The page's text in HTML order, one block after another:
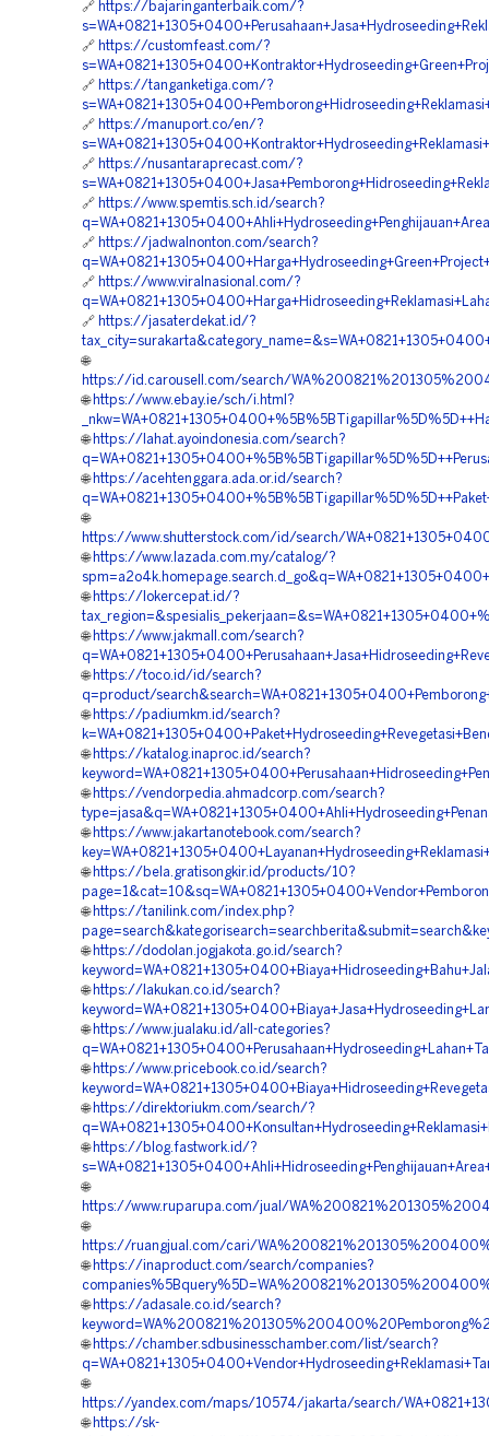
🔗 https://bajaringanterbaik.com/?
🔗 https://customfeast.com/?
🔗 https://tanganketiga.com/?
🔗 https://manuport.co/en/?
🔗 https://nusantaraprecast.com/?
🔗 https://www.spemtis.sch.id/search?
🔗 https://jadwalnonton.com/search?
🔗 https://www.viralnasional.com/?
🔗 https://jasaterdekat.id/?
🌐
https://id.carousell.com/search/
🌐 https://www.ebay.ie/sch/i.html?
🌐 https://lahat.ayoindonesia.com/search?
🌐 https://acehtenggara.ada.or.id/search?
🌐
https://www.shutterstock.com/id/search/
🌐 https://www.lazada.com.my/catalog/?
🌐 https://lokercepat.id/?
🌐 https://www.jakmall.com/search?
🌐 https://toco.id/id/search?
q=product/
🌐 https://padiumkm.id/search?
🌐 https://katalog.inaproc.id/search?
🌐 https://vendorpedia.ahmadcorp.com/search?
🌐 https://www.jakartanotebook.com/search?
🌐 https://bela.gratisongkir.id/products/10?
🌐 https://tanilink.com/index.php?
🌐 https://dodolan.jogjakota.go.id/search?
🌐 https://lakukan.co.id/search?
🌐 https://www.jualaku.id/all-categories?
🌐 https://www.pricebook.co.id/search?
🌐 https://direktoriukm.com/search/?
🌐 https://blog.fastwork.id/?
🌐
https://www.ruparupa.com/jual/
🌐
https://ruangjual.com/cari/
🌐 https://inaproduct.com/search/companies?
🌐 https://adasale.co.id/search?
🌐 https://chamber.sdbusinesschamber.com/list/search?
🌐
https://yandex.com/maps/10574/jakarta/search/
🌐 https://sk-